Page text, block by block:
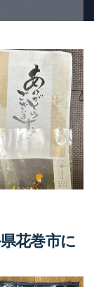
花巻市に